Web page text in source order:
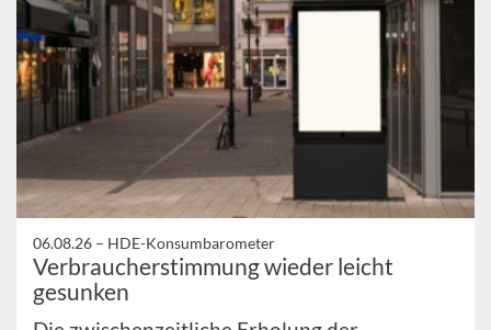
06.08.26 – HDE-Konsumbarometer
Verbraucherstimmung wieder leicht
gesunken